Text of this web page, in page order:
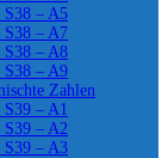
– A5
– A7
– A8
– A9
Zahlen
– A1
– A2
– A3